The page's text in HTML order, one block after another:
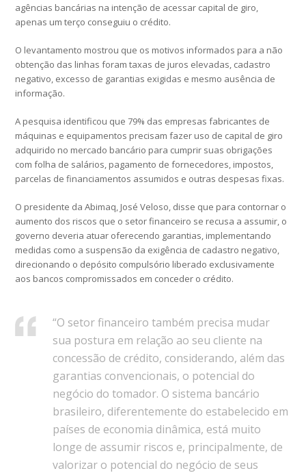
agências bancárias na intenção de acessar capital de giro,
apenas um terço conseguiu o crédito.
O levantamento mostrou que os motivos informados para a não
obtenção das linhas foram taxas de juros elevadas, cadastro
negativo, excesso de garantias exigidas e mesmo ausência de
informação.
A pesquisa identificou que 79% das empresas fabricantes de
máquinas e equipamentos precisam fazer uso de capital de giro
adquirido no mercado bancário para cumprir suas obrigações
com folha de salários, pagamento de fornecedores, impostos,
parcelas de financiamentos assumidos e outras despesas fixas.
O presidente da Abimaq, José Veloso, disse que para contornar o
aumento dos riscos que o setor financeiro se recusa a assumir, o
governo deveria atuar oferecendo garantias, implementando
medidas como a suspensão da exigência de cadastro negativo,
direcionando o depósito compulsório liberado exclusivamente
aos bancos compromissados em conceder o crédito.
“O setor financeiro também precisa mudar
sua postura em relação ao seu cliente na
concessão de crédito, considerando, além das
garantias convencionais, o potencial do
negócio do tomador. O sistema bancário
brasileiro, diferentemente do estabelecido em
países de economia dinâmica, está muito
longe de assumir riscos e, principalmente, de
valorizar o potencial do negócio de seus